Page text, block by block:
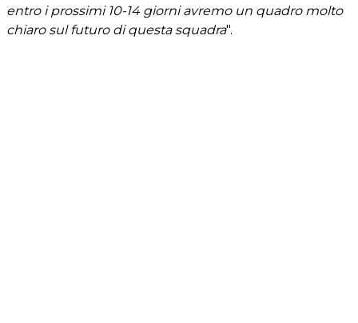
entro i prossimi 10-14 giorni avremo un quadro molto
chiaro sul futuro di questa squadra".